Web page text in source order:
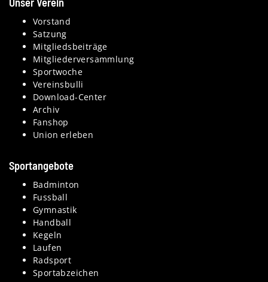
Vorstand
Satzung
Mitgliedsbeiträge
Mitgliederversammlung
Sportwoche
Vereinsbulli
Download-Center
Archiv
Fanshop
Union erleben
Sportangebote
Badminton
Fussball
Gymnastik
Handball
Kegeln
Laufen
Radsport
Sportabzeichen